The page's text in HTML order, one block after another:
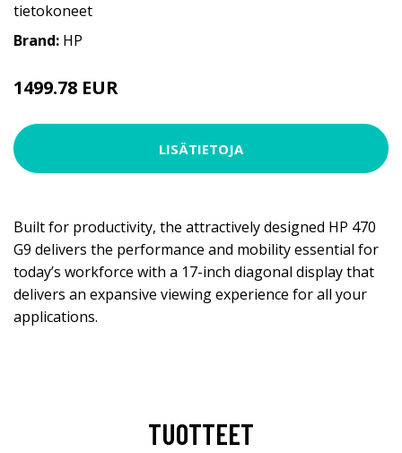
tietokoneet
Brand: HP
1499.78 EUR
LISÄTIETOJA
Built for productivity, the attractively designed HP 470
G9 delivers the performance and mobility essential for
today’s workforce with a 17-inch diagonal display that
delivers an expansive viewing experience for all your
applications.
TUOTTEET